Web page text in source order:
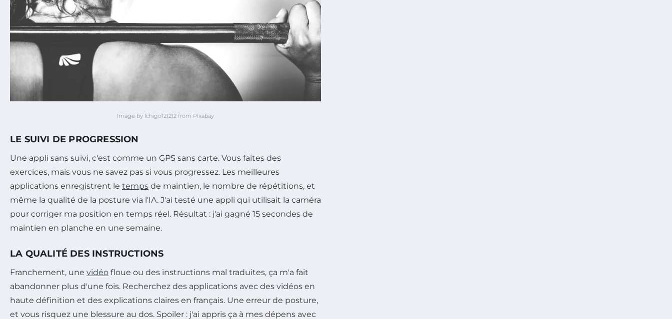
Image by Ichigo121212 from Pixabay
LE SUIVI DE PROGRESSION
Une appli sans suivi, c'est comme un GPS sans carte. Vous faites des
exercices, mais vous ne savez pas si vous progressez. Les meilleures
applications enregistrent le temps de maintien, le nombre de répétitions, et
même la qualité de la posture via l'IA. J'ai testé une appli qui utilisait la caméra
pour corriger ma position en temps réel. Résultat : j'ai gagné 15 secondes de
maintien en planche en une semaine.
LA QUALITÉ DES INSTRUCTIONS
Franchement, une vidéo floue ou des instructions mal traduites, ça m'a fait
abandonner plus d'une fois. Recherchez des applications avec des vidéos en
haute définition et des explications claires en français. Une erreur de posture,
et vous risquez une blessure au dos. Spoiler : j'ai appris ça à mes dépens avec